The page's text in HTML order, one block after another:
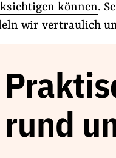
können.
wir vertraulich
rund